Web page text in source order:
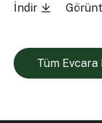
İndir
Tüm